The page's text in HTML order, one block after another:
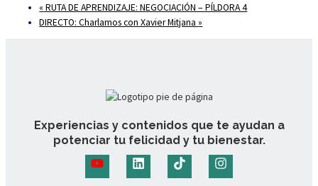
«RUTA DE APRENDIZAJE: NEGOCIACIÓN – PÍLDORA 4
DIRECTO: Charlamos con Xavier Mitjana»
Experiencias y contenidos que te ayudan a
potenciar tu felicidad y tu bienestar.